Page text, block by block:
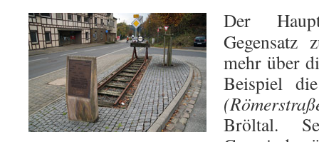
Der
Gegensatz
mehr über
Beispiel
Bröltal.